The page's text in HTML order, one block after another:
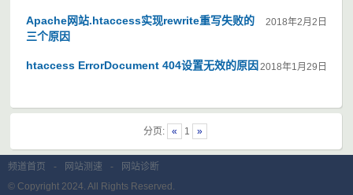
2018年2月2日
Apache网站.htaccess实现rewrite重写失败的
三个原因
2018年1月29日
htaccess ErrorDocument 404设置无效的原因
分页: « 1 »
频道首页 - 网站测速 -
网站诊断
© Copyright 2024. All Rights Reserved.